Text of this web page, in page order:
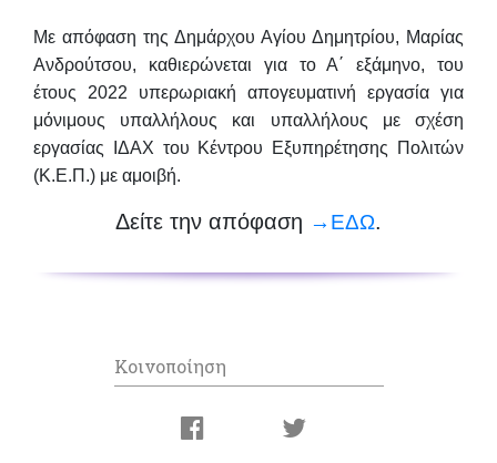
Με απόφαση της Δημάρχου Αγίου Δημητρίου, Μαρίας
Ανδρούτσου, καθιερώνεται για το Α΄ εξάμηνο, του
έτους 2022 υπερωριακή απογευματινή εργασία για
μόνιμους υπαλλήλους και υπαλλήλους με σχέση
εργασίας ΙΔΑΧ του Κέντρου Εξυπηρέτησης Πολιτών
(Κ.Ε.Π.) με αμοιβή.
Δείτε την απόφαση →ΕΔΩ.
Κοινοποίηση